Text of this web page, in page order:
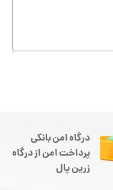
درگاه امن بانکی
پرداخت امن از درگاه
زرین پال